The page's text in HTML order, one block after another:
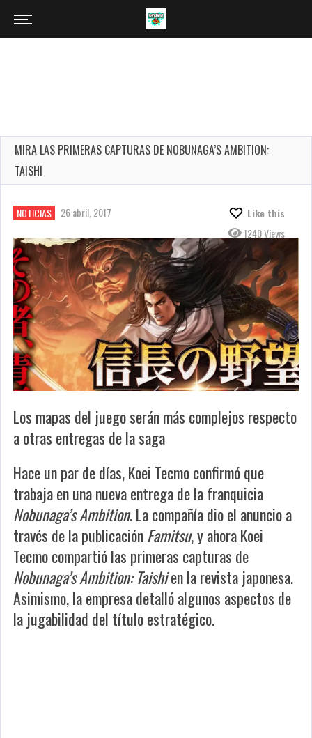
MIRA LAS PRIMERAS CAPTURAS DE NOBUNAGA’S AMBITION:
TAISHI
NOTICIAS 26 abril, 2017
Like this
1240 Views
Los mapas del juego serán más complejos respecto
a otras entregas de la saga
Hace un par de días, Koei Tecmo confirmó que
trabaja en una nueva entrega de la franquicia
Nobunaga’s Ambition. La compañía dio el anuncio a
través de la publicaciónFamitsu, y ahora Koei
Tecmo compartió las primeras capturas de
Nobunaga’s Ambition: Taishien la revista japonesa.
Asimismo, la empresa detalló algunos aspectos de
la jugabilidad del título estratégico.